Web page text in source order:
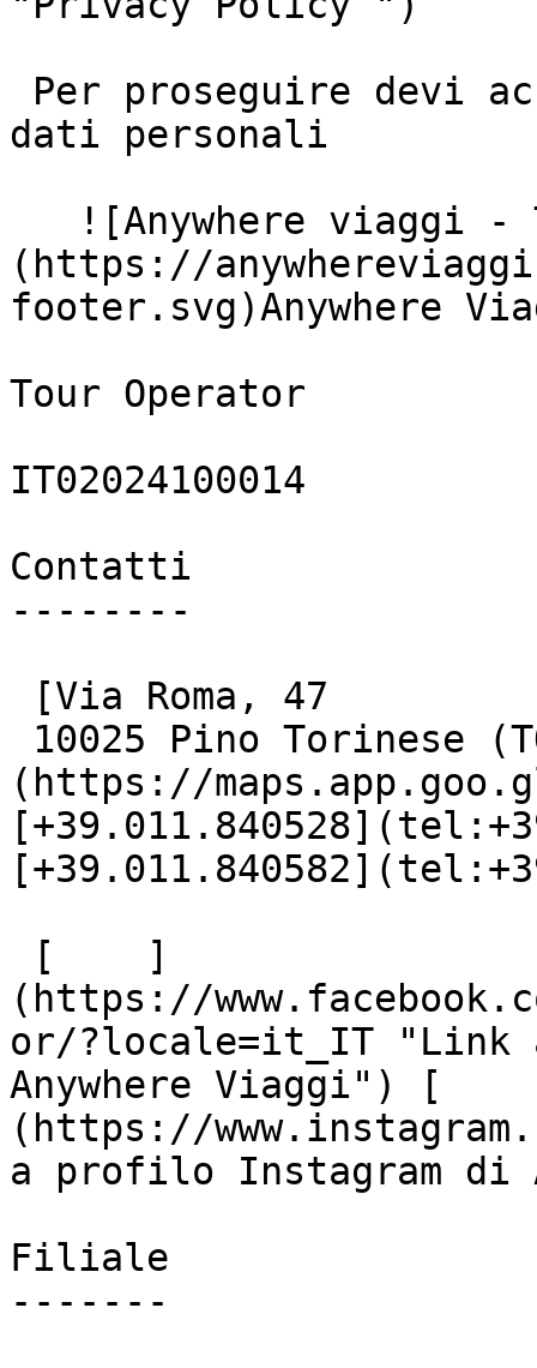
dati personali
(https://
footer.svg)Anywhere
Tour Operator
IT02024100014
Contatti
--------
(https://
(https://
or/?locale=it_IT "Link
Anywhere Viaggi") [
(https://
a profilo Instagram di
Filiale
-------